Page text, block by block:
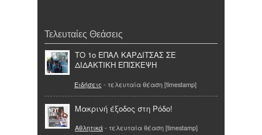
Τελευταίες Θεάσεις
ΤΟ 1ο ΕΠΑΛ ΚΑΡΔΙΤΣΑΣ ΣΕ
ΔΙΔΑΚΤΙΚΗ ΕΠΙΣΚΕΨΗ
Ειδήσεις - τελευταία θέαση [timestamp]
Μακρινή έξοδος στη Ρόδο!
Αθλητικά- τελευταία θέαση [timestamp]